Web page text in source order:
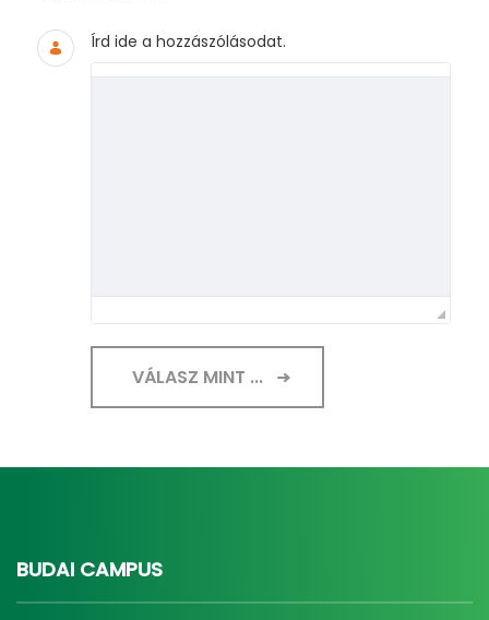
Írd ide a hozzászólásodat.
VÁLASZ MINT ...
BUDAI CAMPUS